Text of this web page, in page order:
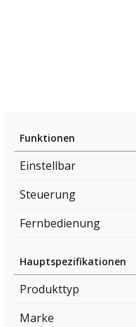
Funktionen
Einstellbar
Steuerung
Fernbedienung
Hauptspezifikationen
Produkttyp
Marke